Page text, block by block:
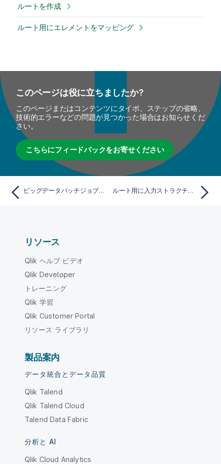
ルートを作成
ルート用にエレメントをマッピング
このページは役に立ちましたか?
このページまたはコンテンツにタイポ、ステップの省略、
技術的エラーなどの問題が見つかった場合はお知らせくだ
さい。
こちらにフィードバックをお寄せください
ビッグデータバッチジョブ用にエレメントをマッピング ルート用に入力ストラクチャーを作成
リソース
Qlik ヘルプ ビデオ
Qlik Developer
トレーニング
Qlik 学習
Qlik Customer Portal
リソース ライブラリ
製品案内
データ統合とデータ品質
Qlik Talend
Qlik Talend Cloud
Talend Data Fabric
分析と AI
Qlik Cloud Analytics